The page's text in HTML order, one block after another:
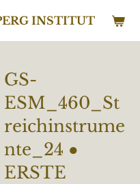
INSTITUT
GS-
ESM_460_St
reichinstrume
nte_24 ●
ERSTE